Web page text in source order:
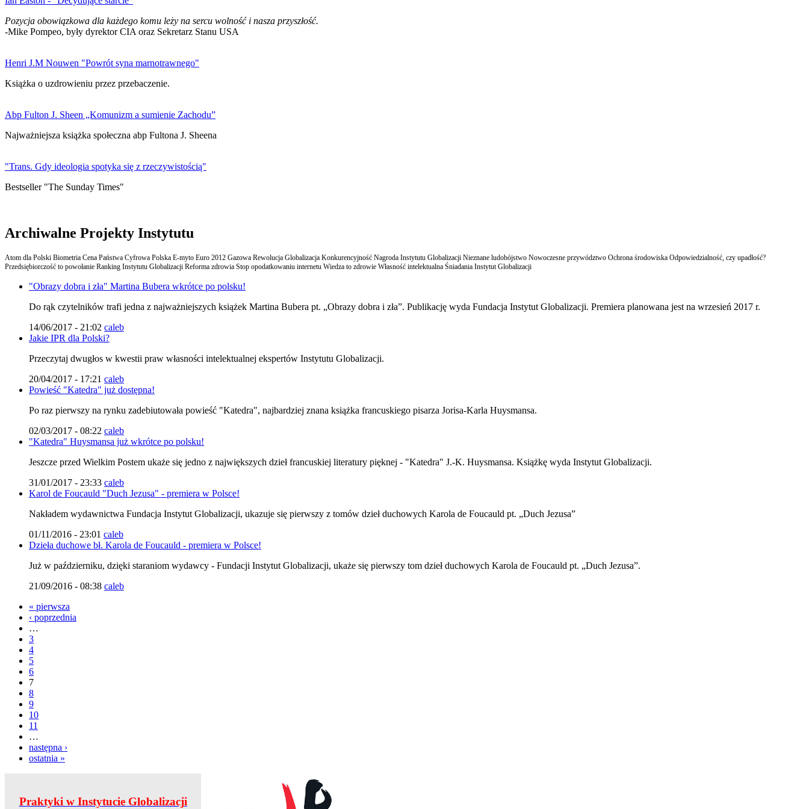
Pozycja obowiązkowa dla każdego komu leży na sercu wolność i nasza przyszłość.
-Mike Pompeo, były dyrektor CIA oraz Sekretarz Stanu USA
Henri J.M Nouwen "Powrót syna marnotrawnego"
Książka o uzdrowieniu przez przebaczenie.
Abp Fulton J. Sheen „Komunizm a sumienie Zachodu”
Najważniejsza książka społeczna abp Fultona J. Sheena
"Trans. Gdy ideologia spotyka się z rzeczywistością"
Bestseller "The Sunday Times"
Archiwalne Projekty Instytutu
Atom dla Polski Biometria Cena Państwa Cyfrowa Polska E-myto Euro 2012 Gazowa Rewolucja Globalizacja Konkurencyjność Nagroda Instytutu Globalizacji Nieznane ludobójstwo Nowoczesne przywództwo Ochrona środowiska Odpowiedzialność, czy upadłość?
Przedsiębiorczość to powołanie Ranking Instytutu Globalizacji Reforma zdrowia Stop opodatkowaniu internetu Wiedza to zdrowie Własność intelektualna Śniadania Instytut Globalizacji
"Obrazy dobra i zła" Martina Bubera wkrótce po polsku!
Do rąk czytelników trafi jedna z najważniejszych książek Martina Bubera pt. „Obrazy dobra i zła”. Publikację wyda Fundacja Instytut Globalizacji. Premiera planowana jest na wrzesień 2017 r.
14/06/2017 - 21:02 caleb
Jakie IPR dla Polski?
Przeczytaj dwugłos w kwestii praw własności intelektualnej ekspertów Instytutu Globalizacji.
20/04/2017 - 17:21 caleb
Powieść "Katedra" już dostępna!
Po raz pierwszy na rynku zadebiutowała powieść "Katedra", najbardziej znana książka francuskiego pisarza Jorisa-Karla Huysmansa.
02/03/2017 - 08:22 caleb
"Katedra" Huysmansa już wkrótce po polsku!
Jeszcze przed Wielkim Postem ukaże się jedno z największych dzieł francuskiej literatury pięknej - "Katedra" J.-K. Huysmansa. Książkę wyda Instytut Globalizacji.
31/01/2017 - 23:33 caleb
Karol de Foucauld "Duch Jezusa" - premiera w Polsce!
Nakładem wydawnictwa Fundacja Instytut Globalizacji, ukazuje się pierwszy z tomów dzieł duchowych Karola de Foucauld pt. „Duch Jezusa”
01/11/2016 - 23:01 caleb
Dzieła duchowe bł. Karola de Foucauld - premiera w Polsce!
Już w październiku, dzięki staraniom wydawcy - Fundacji Instytut Globalizacji, ukaże się pierwszy tom dzieł duchowych Karola de Foucauld pt. „Duch Jezusa”.
21/09/2016 - 08:38 caleb
« pierwsza
‹ poprzednia
…
3
4
5
6
7
8
9
10
11
…
następna ›
ostatnia »
Praktyki w Instytucie Globalizacji